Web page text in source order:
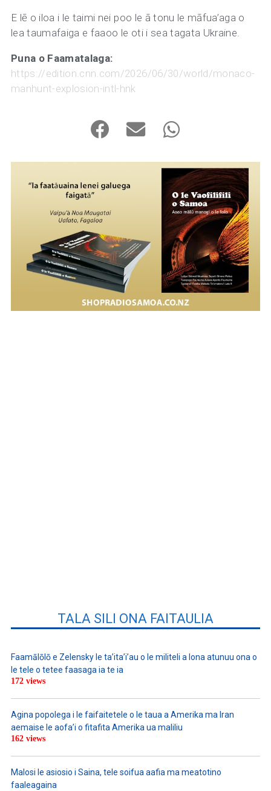
E lē o iloa i le taimi nei poo le ā tonu le māfua’aga o
lea taumafaiga e faaoo le oti i sea tagata Ukraine.
Puna o Faamatalaga:
https://edition.cnn.com/2026/06/30/world/monaco-
manhunt-explosion-intl-hnk
TALA SILI ONA FAITAULIA
Faamālōlō e Zelensky le ta’ita’i’au o le militeli a lona atunuu ona o
le tele o tetee faasaga ia te ia
172 views
Agina popolega i le faifaitetele o le taua a Amerika ma Iran
aemaise le aofa’i o fitafita Amerika ua maliliu
162 views
Malosi le asiosio i Saina, tele soifua aafia ma meatotino
faaleagaina